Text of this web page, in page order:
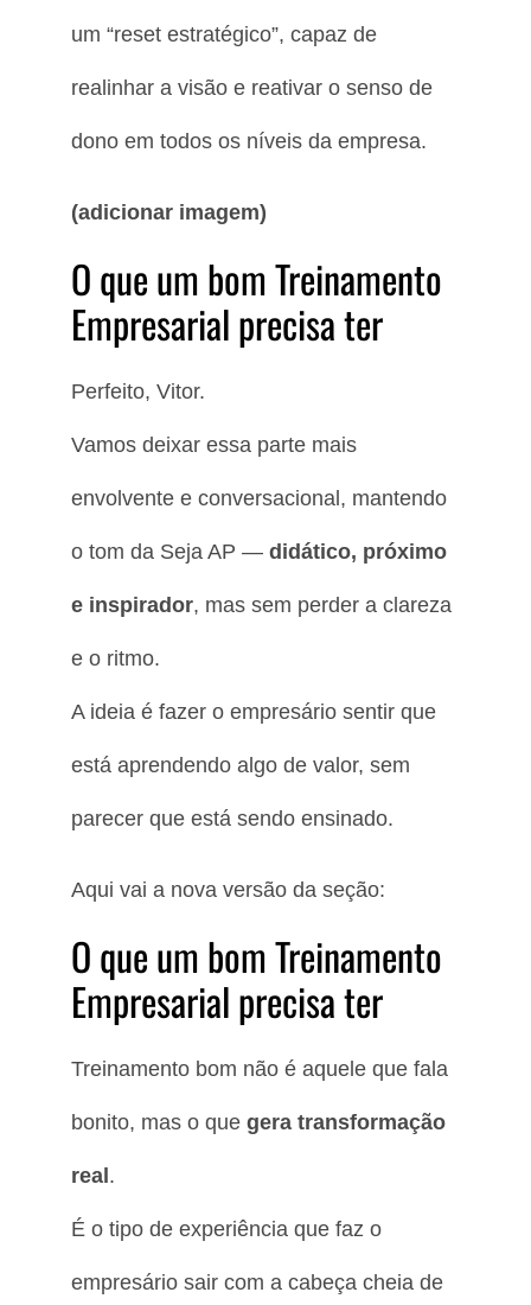
um “reset estratégico”, capaz de
realinhar a visão e reativar o senso de
dono em todos os níveis da empresa.
(adicionar imagem)
O que um bom Treinamento
Empresarial precisa ter
Perfeito, Vitor.
Vamos deixar essa parte mais
envolvente e conversacional, mantendo
o tom da Seja AP — didático, próximo
e inspirador, mas sem perder a clareza
e o ritmo.
A ideia é fazer o empresário sentir que
está aprendendo algo de valor, sem
parecer que está sendo ensinado.
Aqui vai a nova versão da seção:
O que um bom Treinamento
Empresarial precisa ter
Treinamento bom não é aquele que fala
bonito, mas o que gera transformação
real .
É o tipo de experiência que faz o
empresário sair com a cabeça cheia de